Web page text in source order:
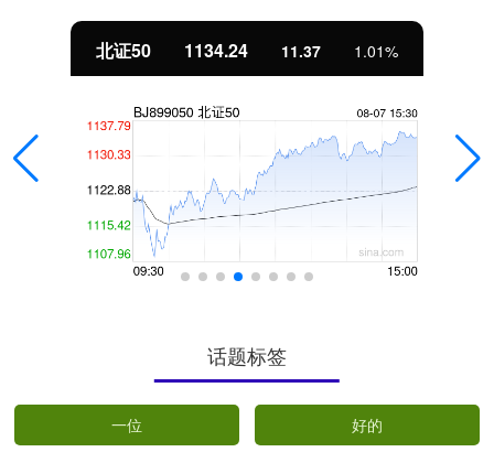
北证50 1134.24 11.37 1.01%
话题标签
一位 好的